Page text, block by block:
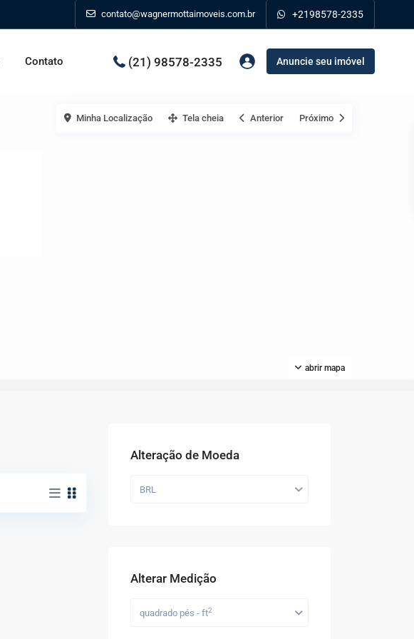
contato@wagnermottaimoveis.com.br +2198578-2335
Contato (21) 98578-2335 Anuncie seu imóvel
abrir mapa
Minha Localização Tela cheia Anterior Próximo
Alteração de Moeda
BRL
Alterar Medição
quadrado pés - ft2